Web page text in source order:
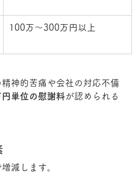
100万～300万円以上
神的苦痛や会社の対応不備
円単位の慰謝料が認められる
減します。